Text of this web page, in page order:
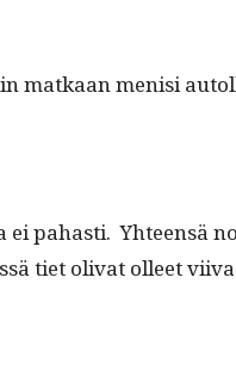
matkaan menisi
pahasti. Yhteen­sä
tiet oli­vat olleet